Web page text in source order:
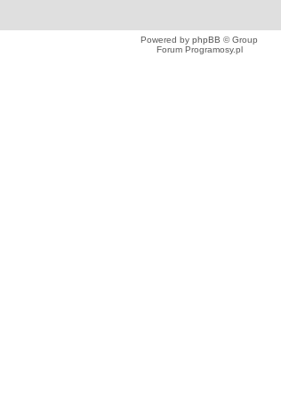
Powered by phpBB © Group
Forum Programosy.pl